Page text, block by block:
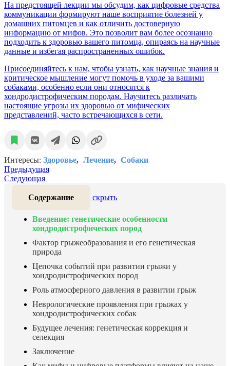
На предстоящей лекции мы обсудим, как цифровые средства
коммуникации формируют наше восприятие болезней у
домашних питомцев и как отличить достоверную
информацию от мифов. Это позволит вам более осознанно
подходить к здоровью вашего питомца, опираясь на научные
данные и избегая распространенных ошибок.
Присоединяйтесь к нам, чтобы узнать, как научные знания и
критическое мышление могут помочь в уходе за вашими
собаками, особенно если они относятся к
хондродистрофическим породам. Научитесь различать
настоящие угрозы их здоровью от мифических
представлений, часто встречающихся в сети.
Интересы: Здоровье Лечение
Собаки
Предыдущая
Следующая
Содержание скрыть
Введение: генетические особенности
хондродистрофических пород
Фактор грыжеобразования и его генетическая
природа
Цепочка событий при развитии грыжи у
хондродистрофических пород
Роль атмосферного давления в развитии грыж
Неврологические проявления при грыжах у
хондродистрофических собак
Будущее лечения: генетическая коррекция и
селекция
Заключение